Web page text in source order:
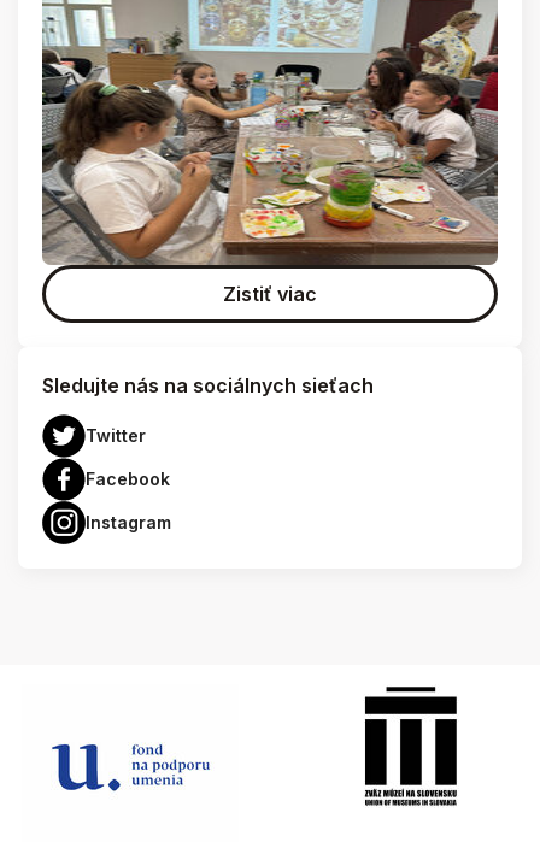
Zistiť viac
Sledujte nás na sociálnych sieťach
Twitter
Facebook
Instagram